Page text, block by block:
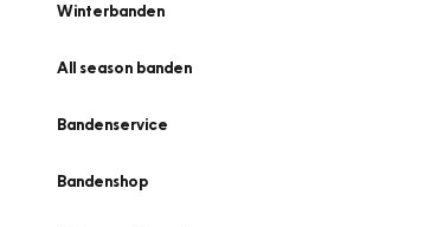
Winterbanden
All season banden
Bandenservice
Bandenshop